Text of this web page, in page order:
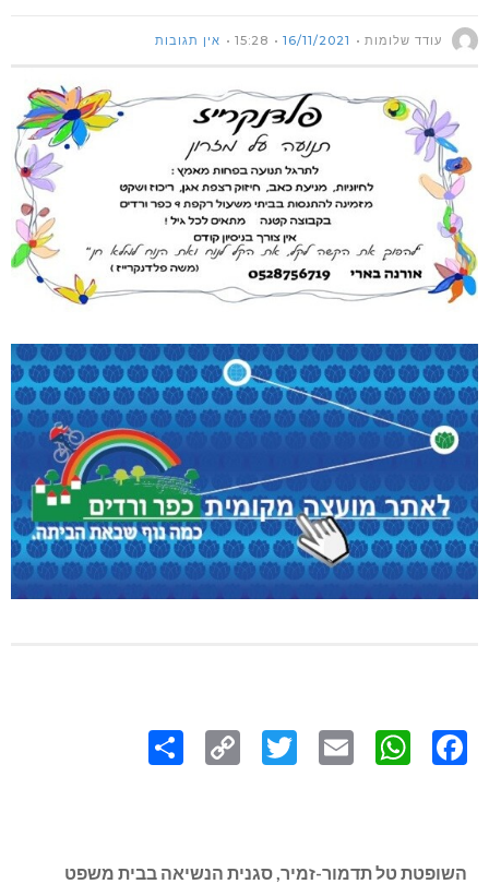
עודד שלומות 16/11/2021
15:28 אין תגובות
Link
השופטת טל תדמור-זמיר, סגנית הנשיאה בבית משפט